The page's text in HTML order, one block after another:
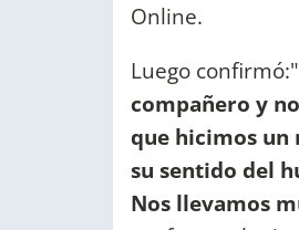
Online.
Luego
compañero y
que hicimos un
su sentido del
Nos llevamos